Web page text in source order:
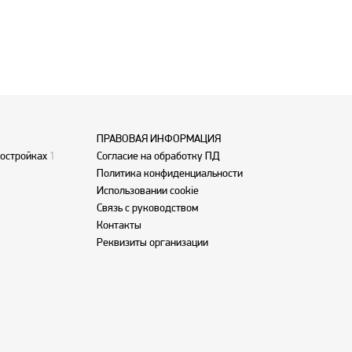
кухне
машина.
для
Также
1
ПРАВОВАЯ ИНФОРМАЦИЯ
Согласие на обработку ПД
Политика конфиденциальности
Использовании cookie
Связь с руководством
Контакты
Реквизиты организации